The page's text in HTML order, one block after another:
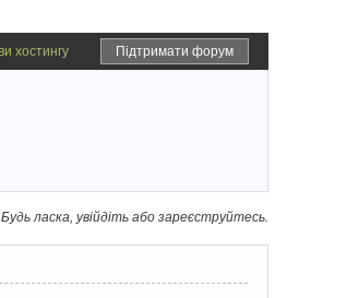
Підтримати форум
хостингу
Будь ласка, увійдіть або зареєструйтесь.